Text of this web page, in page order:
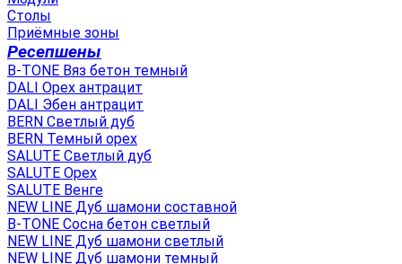
Столы
Приёмные зоны
Ресепшены
B-TONE Вяз бетон темный
DALI Орех антрацит
DALI Эбен антрацит
BERN Светлый дуб
BERN Темный орех
SALUTE Светлый дуб
SALUTE Орех
SALUTE Венге
NEW LINE Дуб шамони составной
B-TONE Сосна бетон светлый
NEW LINE Дуб шамони светлый
NEW LINE Дуб шамони темный